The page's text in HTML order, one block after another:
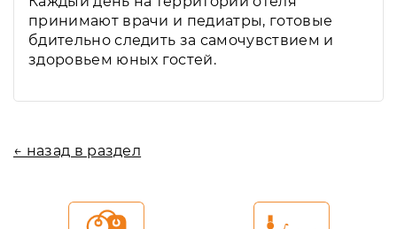
принимают врачи и педиатры, готовые
бдительно следить за самочувствием и
здоровьем юных гостей.
← назад в раздел